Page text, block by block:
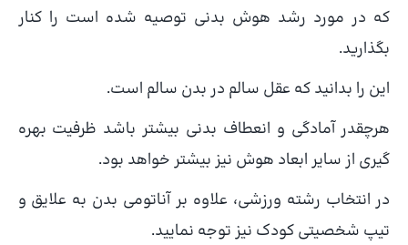
که در مورد رشد هوش بدنی توصیه شده است را کنار
بگذارید.
این را بدانید که عقل سالم در بدن سالم است.
هرچقدر آمادگی و انعطاف بدنی بیشتر باشد ظرفیت بهره
گیری از سایر ابعاد هوش نیز بیشتر خواهد بود.
در انتخاب رشته ورزشی، علاوه بر آناتومی بدن به علایق و
تیپ شخصیتی کودک نیز توجه نمایید.